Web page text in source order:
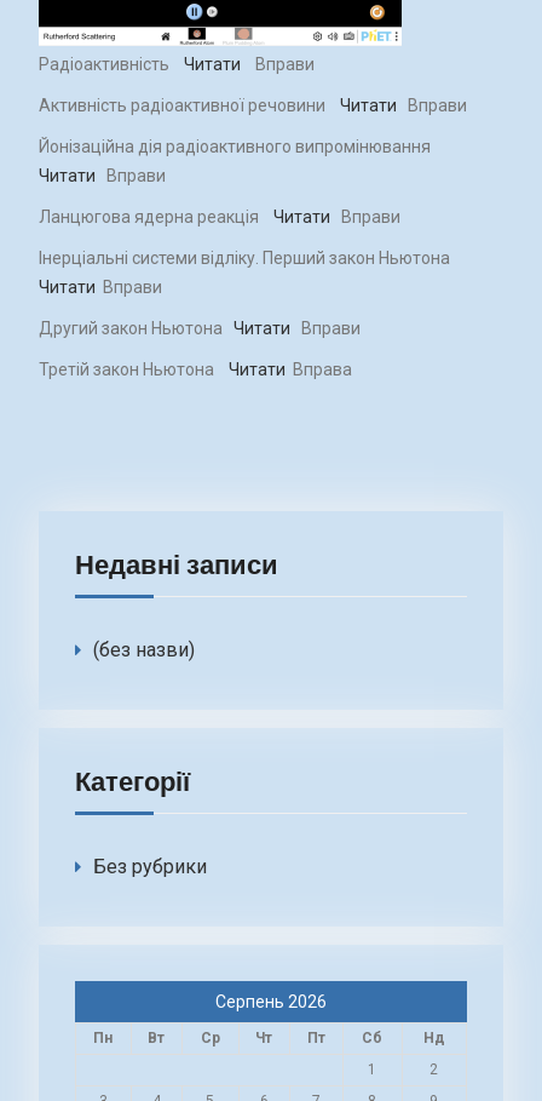
Радіоактивність Читати Вправи
Активність радіоактивної речовини Читати Вправи
Йонізаційна дія радіоактивного випромінювання
Читати Вправи
Ланцюгова ядерна реакція Читати Вправи
Інерціальні системи відліку. Перший закон Ньютона
Читати Вправи
Другий закон Ньютона Читати Вправи
Третій закон Ньютона Читати Вправа
Недавні записи
(без назви)
Категорії
Без рубрики
Серпень 2026
Пн Вт Ср Чт Пт Сб
Нд
1
2